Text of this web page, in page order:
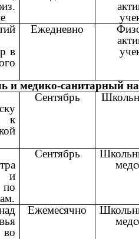
в
Ежедневно
и медико-санитарный
к
Сентябрь
и
по
Сентябрь
Ежемесячно